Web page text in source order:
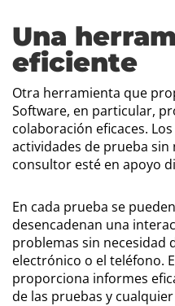
Una
eficiente
Otra herramienta que
Software, en particular,
colaboración eficaces.
actividades de prueba sin
consultor esté en apoyo
En cada prueba se
desencadenan una
problemas sin necesidad
electrónico o el teléfono.
proporciona informes
de las pruebas y